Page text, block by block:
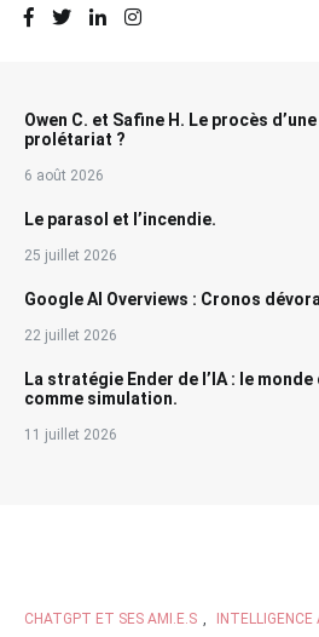
Owen C. et Safine H. Le procès
prolétariat ?
6 août 2026
Le parasol et l’incendie.
25 juillet 2026
Google AI Overviews : Cronos
22 juillet 2026
La stratégie Ender de l’IA : le
comme simulation.
11 juillet 2026
CHATGPT ET SES AMI.E.S INTELLIGENCE